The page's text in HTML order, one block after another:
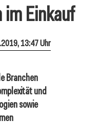
Einkauf
13:47 Uhr
Branchen
und
sowie